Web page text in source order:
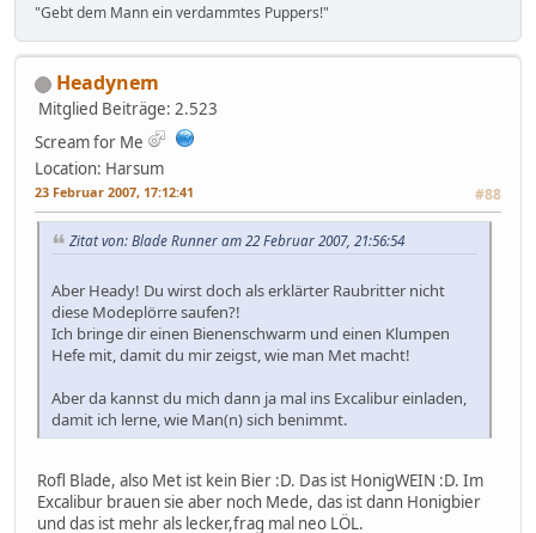
"Gebt dem Mann ein verdammtes Puppers!"
Headynem
Mitglied Beiträge: 2.523
Scream for Me
Location: Harsum
23 Februar 2007, 17:12:41 #88
Zitat von: Blade Runner am 22 Februar 2007, 21:56:54
Aber Heady! Du wirst doch als erklärter Raubritter nicht
diese Modeplörre saufen?!
Ich bringe dir einen Bienenschwarm und einen Klumpen
Hefe mit, damit du mir zeigst, wie man Met macht!
Aber da kannst du mich dann ja mal ins Excalibur einladen,
damit ich lerne, wie Man(n) sich benimmt.
Rofl Blade, also Met ist kein Bier :D. Das ist HonigWEIN :D. Im
Excalibur brauen sie aber noch Mede, das ist dann Honigbier
und das ist mehr als lecker,frag mal neo LÖL.